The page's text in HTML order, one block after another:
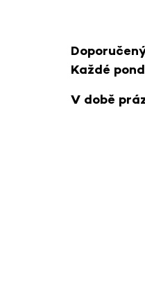
Každé
V době